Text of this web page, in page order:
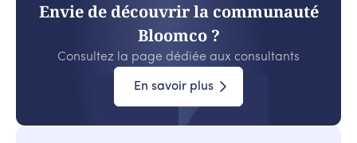
Envie de découvrir la communauté
Bloomco ?
Consultez la page dédiée aux consultants
En savoir plus